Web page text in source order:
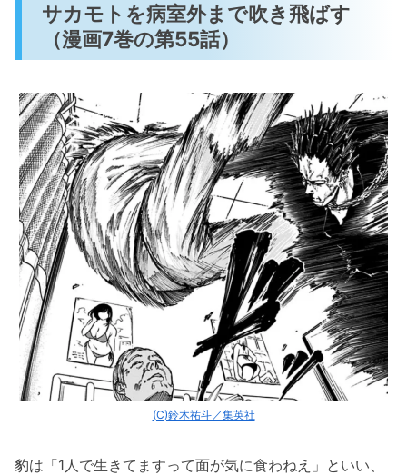
サカモトを病室外まで吹き飛ばす
（漫画7巻の第55話）
(C)鈴木祐斗／集英社
豹は「1人で生きてますって面が気に食わねえ」といい、